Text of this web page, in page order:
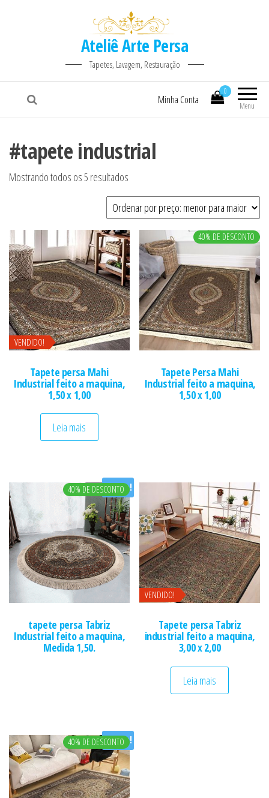
Ateliê Arte Persa
Tapetes, Lavagem, Restauração
Menu
0
Minha Conta
#tapete industrial
Mostrando todos os 5 resultados
VENDIDO!
Tapete persa Mahi
Industrial feito a maquina,
1,50 x 1,00
Leia mais
40% DE DESCONTO
Tapete Persa Mahi
Industrial feito a maquina,
1,50 x 1,00
Oferta!
40% DE DESCONTO
tapete persa Tabriz
Industrial feito a maquina,
Medida 1,50.
VENDIDO!
Tapete persa Tabriz
industrial feito a maquina,
3,00 x 2,00
Leia mais
Oferta!
40% DE DESCONTO